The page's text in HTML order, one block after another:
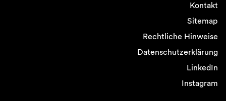
Kontakt
Sitemap
Rechtliche Hinweise
Datenschutzerklärung
LinkedIn
Instagram